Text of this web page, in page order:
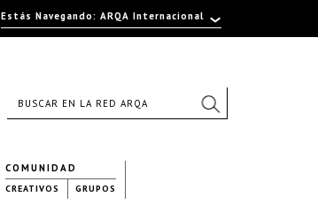
COMUNIDAD
CREATIVOS GRUPOS
Estás Navegando: ARQA Internacional